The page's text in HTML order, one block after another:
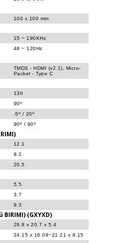
100 x 100 mm
15 ~ 190KHz
48 ~ 120Hz
TMDS - HDMI (v2.1), Micro-
Packet - Type C
130
90º
-5º / 20º
90º / 90º
12.1
8.2
20.5
5.5
3.7
9.3
BIRIMI) (GXYXD)
29.8 x 20.7 x 5.4
24.15 x 16.09~21.21 x 8.15